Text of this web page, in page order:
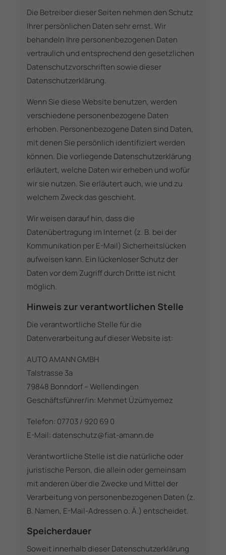
Die Betreiber dieser Seiten nehmen den Schutz
Ihrer persönlichen Daten sehr ernst. Wir
behandeln Ihre personenbezogenen Daten
vertraulich und entsprechend den gesetzlichen
Datenschutzvorschriften sowie dieser
Datenschutzerklärung.
Wenn Sie diese Website benutzen, werden
verschiedene personenbezogene Daten
erhoben. Personenbezogene Daten sind Daten,
mit denen Sie persönlich identifiziert werden
können. Die vorliegende Datenschutzerklärung
erläutert, welche Daten wir erheben und wofür
wir sie nutzen. Sie erläutert auch, wie und zu
welchem Zweck das geschieht.
Wir weisen darauf hin, dass die
Datenübertragung im Internet (z. B. bei der
Kommunikation per E-Mail) Sicherheitslücken
aufweisen kann. Ein lückenloser Schutz der
Daten vor dem Zugriff durch Dritte ist nicht
möglich.
Hinweis zur verantwortlichen Stelle
Die verantwortliche Stelle für die
Datenverarbeitung auf dieser Website ist:
AUTO AMANN GMBH
Talstrasse 3a
79848 Bonndorf – Wellendingen
Geschäftsführer/in: Mehmet Üzümyemez
Telefon: 07703 / 920 69 0
E-Mail: datenschutz@fiat-amann.de
Verantwortliche Stelle ist die natürliche oder
juristische Person, die allein oder gemeinsam
mit anderen über die Zwecke und Mittel der
Verarbeitung von personenbezogenen Daten (z.
B. Namen, E-Mail-Adressen o. Ä.) entscheidet.
Speicherdauer
Soweit innerhalb dieser Datenschutzerklärung